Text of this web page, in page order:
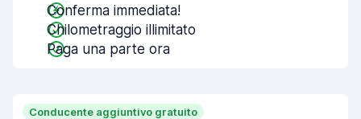
Conferma immediata!
Chilometraggio illimitato
Paga una parte ora
Conducente aggiuntivo gratuito